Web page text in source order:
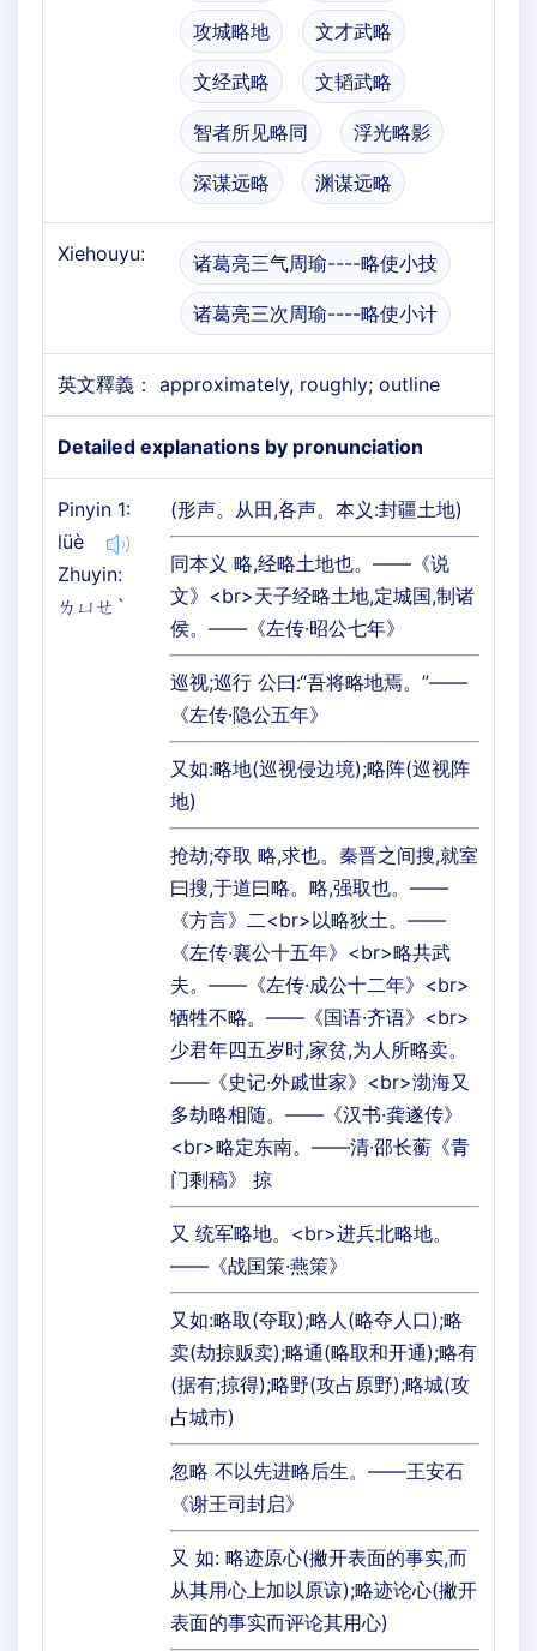
攻城略地 文才武略
文经武略 文韬武略
智者所见略同 浮光略影
深谋远略 渊谋远略
Xiehouyu: 诸葛亮三气周瑜----略使小技
诸葛亮三次周瑜----略使小计
英文釋義： approximately, roughly; outline
Detailed explanations by pronunciation
Pinyin 1:
lüè
Zhuyin:
ㄌㄩㄝˋ
(形声。从田,各声。本义:封疆土地)
同本义 略,经略土地也。——《说
文》<br>天子经略土地,定城国,制诸
侯。——《左传·昭公七年》
巡视;巡行 公曰:“吾将略地焉。”——
《左传·隐公五年》
又如:略地(巡视侵边境);略阵(巡视阵
地)
抢劫;夺取 略,求也。秦晋之间搜,就室
曰搜,于道曰略。略,强取也。——
《方言》二<br>以略狄土。——
《左传·襄公十五年》<br>略共武
夫。——《左传·成公十二年》<br>
牺牲不略。——《国语·齐语》<br>
少君年四五岁时,家贫,为人所略卖。
——《史记·外戚世家》<br>渤海又
多劫略相随。——《汉书·龚遂传》
<br>略定东南。——清·邵长蘅《青
门剩稿》 掠
又 统军略地。<br>进兵北略地。
——《战国策·燕策》
又如:略取(夺取);略人(略夺人口);略
卖(劫掠贩卖);略通(略取和开通);略有
(据有;掠得);略野(攻占原野);略城(攻
占城市)
忽略 不以先进略后生。——王安石
《谢王司封启》
又 如: 略迹原心(撇开表面的事实,而
从其用心上加以原谅);略迹论心(撇开
表面的事实而评论其用心)